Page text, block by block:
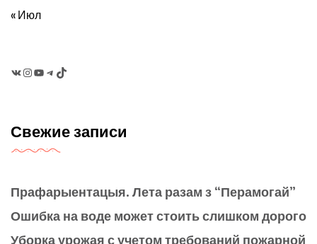
« Июл
Instagram
YouTubeTelegram
TikTok
Свежие записи
Прафарыентацыя. Лета разам з “Перамогай”
Ошибка на воде может стоить слишком дорого
Уборка урожая с учетом требований пожарной